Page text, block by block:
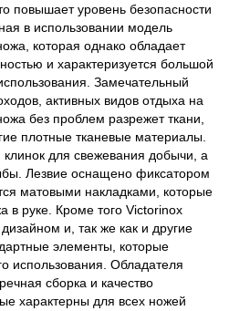
повышает уровень безопасности
в использовании модель
которая однако обладает
и характеризуется большой
Замечательный
активных видов отдыха на
без проблем разрежет ткани,
плотные тканевые материалы.
клинок для свежевания добычи, а
Лезвие оснащено фиксатором
матовыми накладками, которые
в руке. Кроме того Victorinox
и, так же как и другие
элементы, которые
использования. Обладателя
сборка и качество
характерны для всех ножей